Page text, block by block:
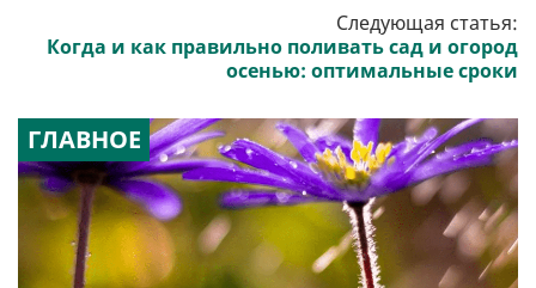
Следующая статья:
Когда и как правильно поливать сад и огород
осенью: оптимальные сроки
ГЛАВНОЕ